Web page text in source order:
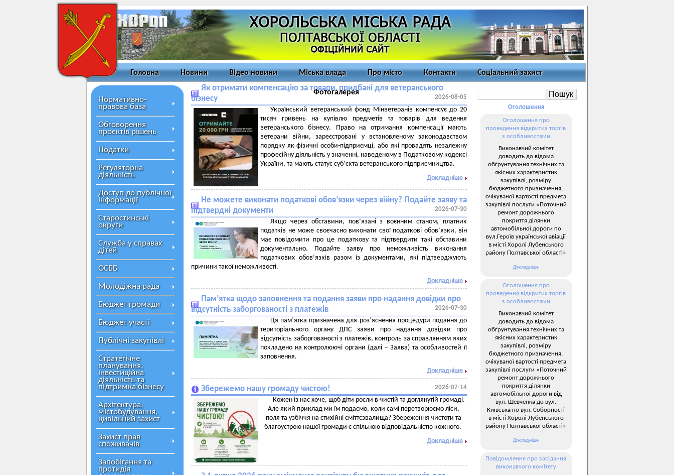
Головна Новини Відео новини Міська влада Про місто Контакти Соціальний захист
Фотогалерея
Нормативно-
правова база
Обговорення
проєктів рішень
Податки
Регуляторна
діяльність
Доступ до публічної
інформації
Старостинські
округи
Служба у справах
дітей
ОСББ
Молодіжна рада
Бюджет громади
Бюджет участі
Публічні закупівлі
Стратегічне
планування,
інвестиційна
діяльність та
підтримка бізнесу
Архітектура,
містобудування,
цивільний захист
Захист прав
споживачів
Запобігання та
протидія
Як отримати компенсацію за товари, придбані для ветеранського
бізнесу
2026-08-05
Український ветеранський фонд Мінветеранів компенсує до 20
тисяч гривень на купівлю предметів та товарів для ведення
ветеранського бізнесу. Право на отримання компенсації мають
ветерани війни, зареєстровані у встановленому законодавством
порядку як фізичні особи-підприємці, або які провадять незалежну
професійну діяльність у значенні, наведеному в Податковому кодексі
України, та мають статус суб’єкта ветеранського підприємництва.
Докладніше
Не можете виконати податкові обов’язки через війну? Подайте заяву та
підтвердні документи
2026-07-30
Якщо через обставини, пов’язані з воєнним станом, платник
податків не може своєчасно виконати свої податкові обов’язки, він
має повідомити про це податкову та підтвердити такі обставини
документально. Подайте заяву про неможливість виконання
податкових обов’язків разом із документами, які підтверджують
причини такої неможливості.
Докладніше
Пам’ятка щодо заповнення та подання заяви про надання довідки про
відсутність заборгованості з платежів
2026-07-30
Ця пам’ятка призначена для роз’яснення процедури подання до
територіального органу ДПС заяви про надання довідки про
відсутність заборгованості з платежів, контроль за справлянням яких
покладено на контролюючі органи (далі – Заява) та особливостей її
заповнення.
Докладніше
Збережемо нашу громаду чистою! 2026-07-14
Кожен із нас хоче, щоб діти росли в чистій та доглянутій громаді.
Але який приклад ми їм подаємо, коли самі перетворюємо ліси,
поля та узбіччя на стихійні сміттєзвалища? Збереження чистоти та
благоустрою нашої громади є спільною відповідальністю кожного.
Докладніше
Оголошення
Оголошення про
проведення відкритих торгів
з особливостями
Виконавчий комітет
доводить до відома
обґрунтування технічних та
якісних характеристик
закупівлі, розміру
бюджетного призначення,
очікуваної вартості предмета
закупівлі послуги «Поточний
ремонт дорожнього
покриття ділянки
автомобільної дороги по
вул.Героїв української авіації
в місті Хоролі Лубенського
району Полтавської області»
Докладніше
Оголошення про
проведення відкритих торгів
з особливостями
Виконавчий комітет
доводить до відома
обґрунтування технічних та
якісних характеристик
закупівлі, розміру
бюджетного призначення,
очікуваної вартості предмета
закупівлі послуги «Поточний
ремонт дорожнього
покриття ділянки
автомобільної дороги від
вул. Шевченка до вул.
Київська по вул. Соборності
в місті Хоролі Лубенського
району Полтавської області»
Докладніше
Повідомлення про засідання
виконавчого комітету